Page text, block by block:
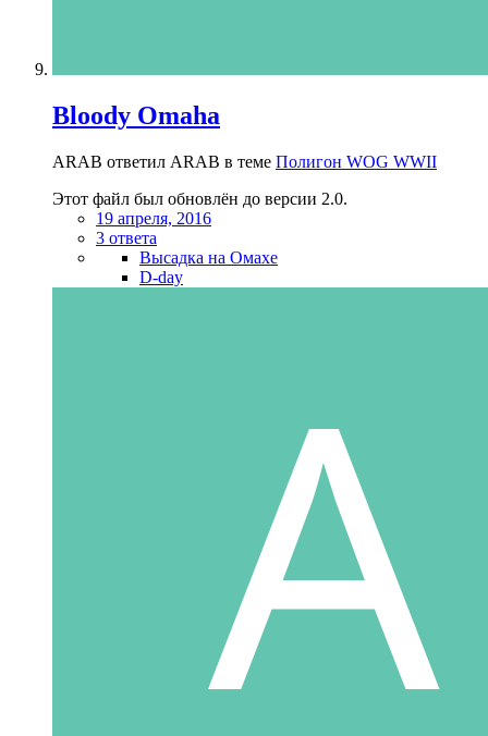
Bloody Omaha
ARAB ответил ARAB в теме Полигон WOG WWII
Этот файл был обновлён до версии 2.0.
19 апреля, 2016
3 ответа
Высадка на Омахе
D-day